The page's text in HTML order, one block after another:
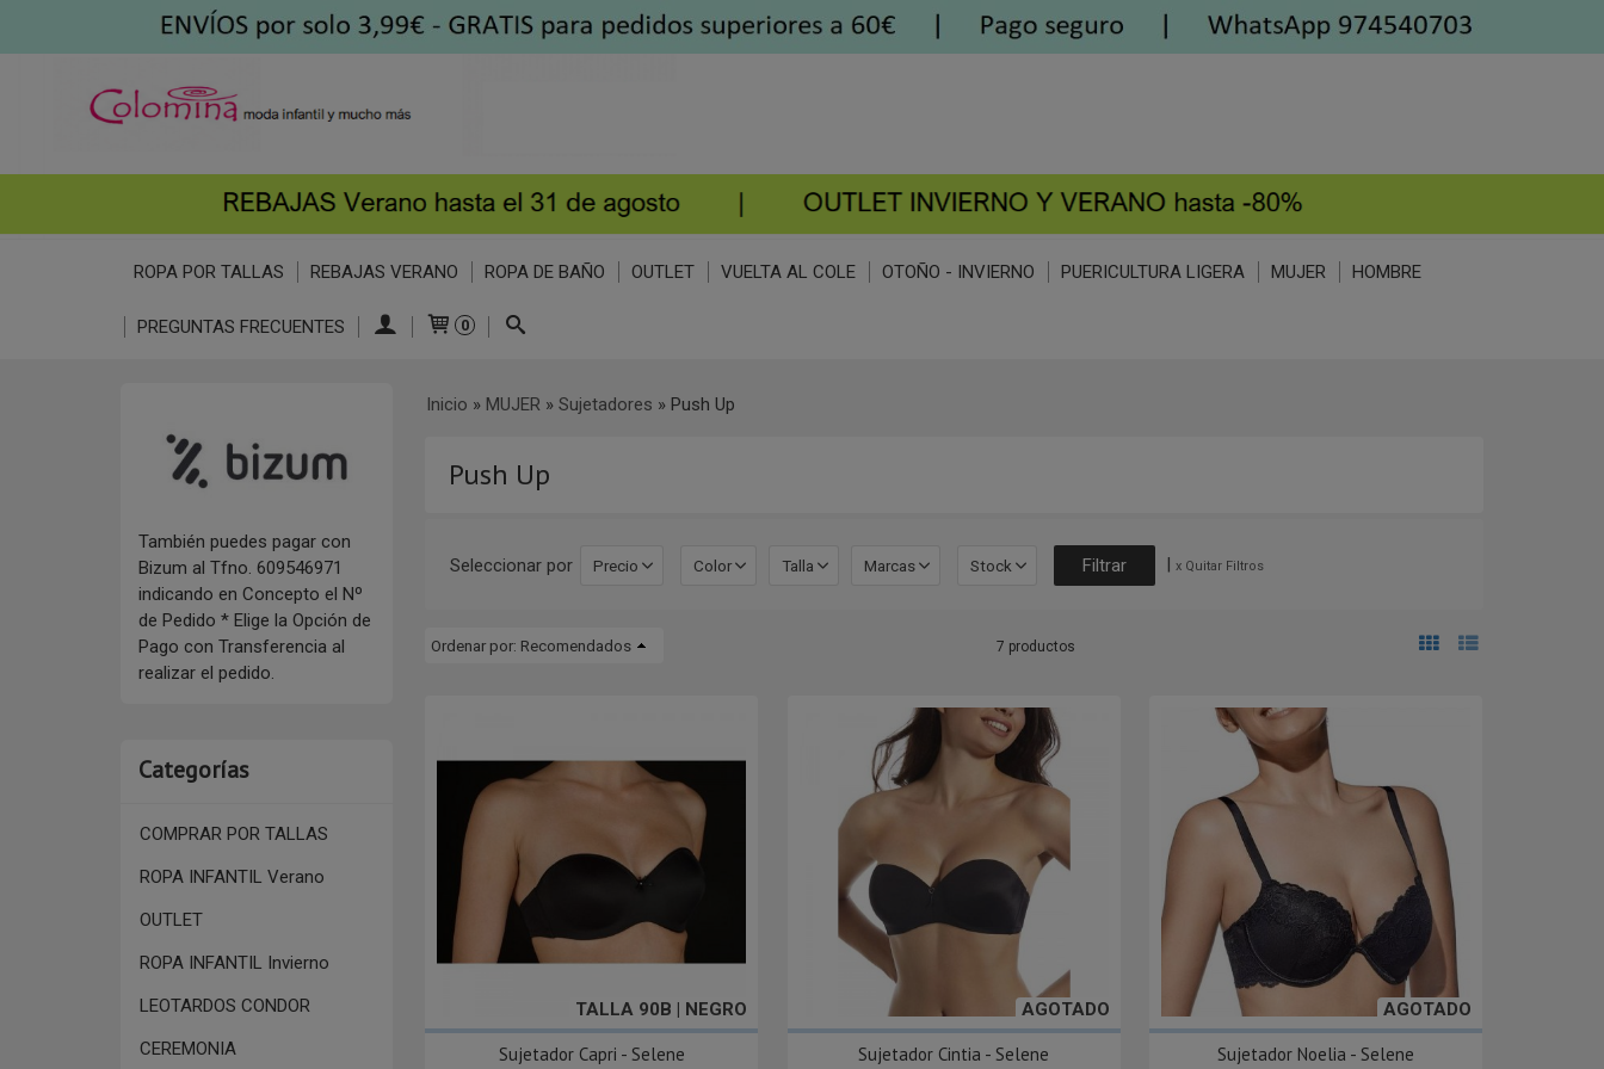
ROPA POR TALLAS REBAJAS VERANO ROPA DE BAÑO OUTLET VUELTA AL COLE OTOÑO - INVIERNO PUERICULTURA LIGERA MUJER HOMBRE
PREGUNTAS FRECUENTES 0
También puedes pagar con
Bizum al Tfno. 609546971
indicando en Concepto el Nº
de Pedido * Elige la Opción de
Pago con Transferencia al
realizar el pedido.
Categorías
COMPRAR POR TALLAS
ROPA INFANTIL Verano
OUTLET
ROPA INFANTIL Invierno
LEOTARDOS CONDOR
CEREMONIA
Inicio » MUJER » Sujetadores » Push Up
Push Up
Seleccionar por Precio Color Talla Marcas Stock | x Quitar Filtros
Ordenar por: Recomendados 7 productos
TALLA 90B | NEGRO
Sujetador Capri - Selene
AGOTADO
Sujetador Cintia - Selene
AGOTADO
Sujetador Noelia - Selene